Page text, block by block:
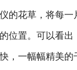
的花草，将每
位置。可以看出
，一幅幅精美的